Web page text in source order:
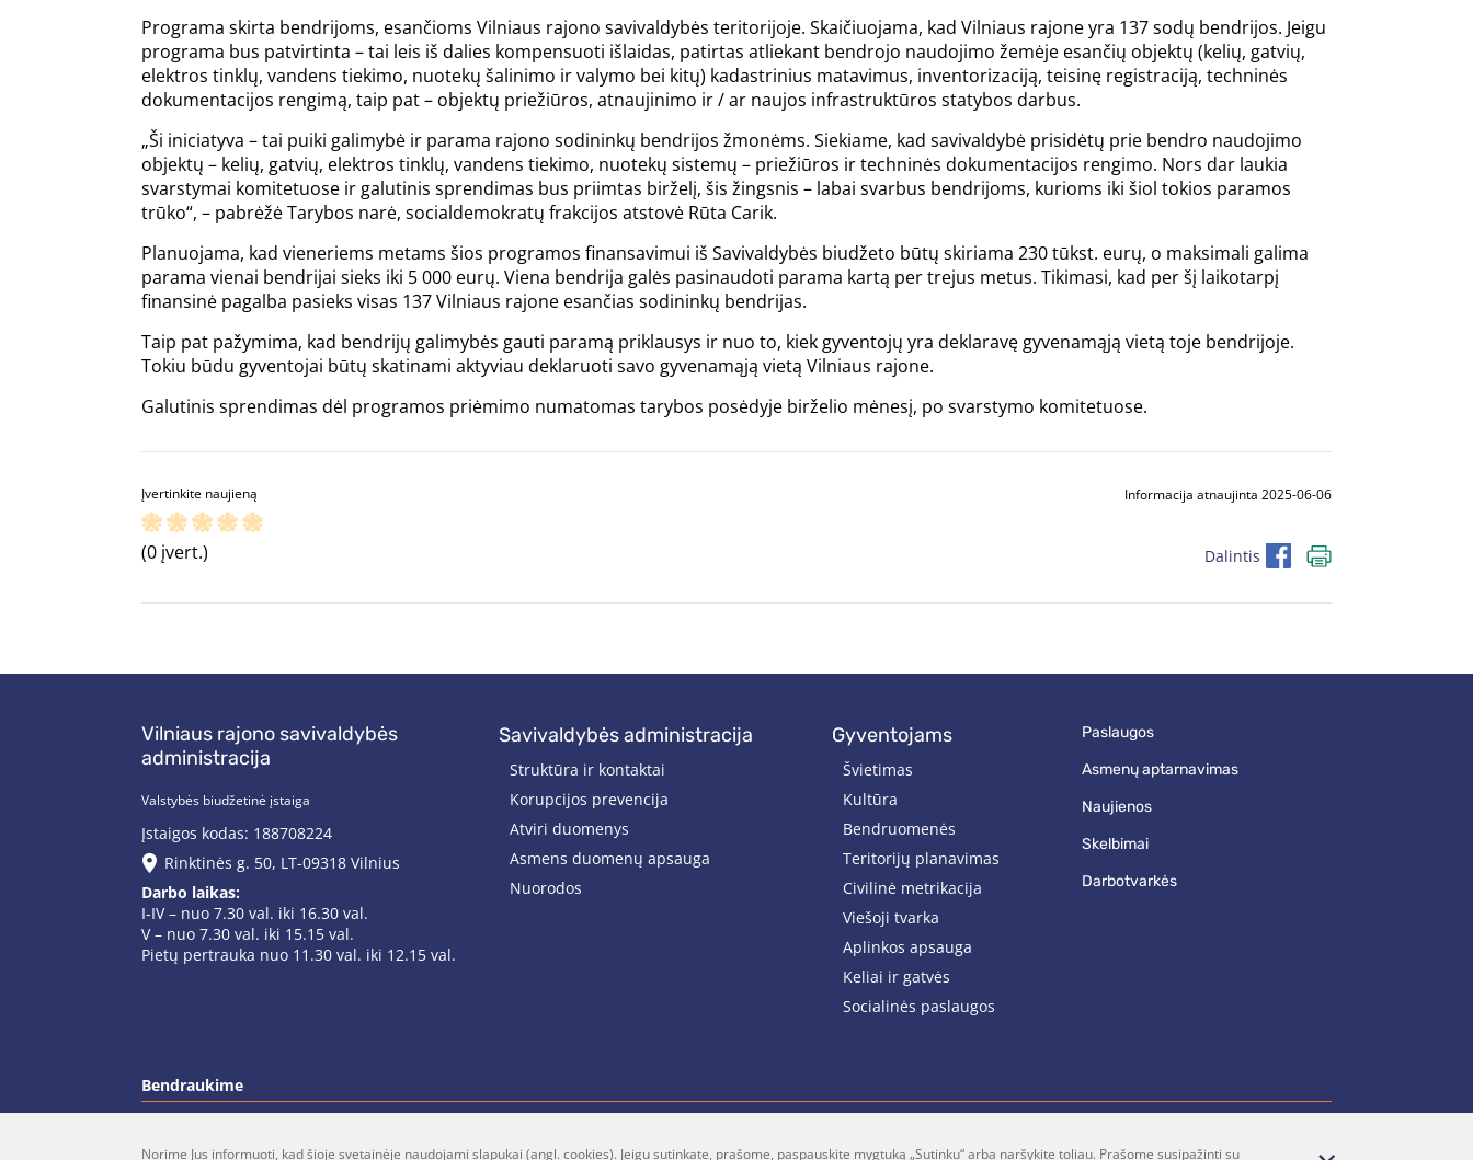
Programa skirta bendrijoms, esančioms Vilniaus rajono savivaldybės teritorijoje. Skaičiuojama, kad Vilniaus rajone yra 137 sodų bendrijos. Jeigu
programa bus patvirtinta – tai leis iš dalies kompensuoti išlaidas, patirtas atliekant bendrojo naudojimo žemėje esančių objektų (kelių, gatvių,
elektros tinklų, vandens tiekimo, nuotekų šalinimo ir valymo bei kitų) kadastrinius matavimus, inventorizaciją, teisinę registraciją, techninės
dokumentacijos rengimą, taip pat – objektų priežiūros, atnaujinimo ir / ar naujos infrastruktūros statybos darbus.
„Ši iniciatyva – tai puiki galimybė ir parama rajono sodininkų bendrijos žmonėms. Siekiame, kad savivaldybė prisidėtų prie bendro naudojimo
objektų – kelių, gatvių, elektros tinklų, vandens tiekimo, nuotekų sistemų – priežiūros ir techninės dokumentacijos rengimo. Nors dar laukia
svarstymai komitetuose ir galutinis sprendimas bus priimtas birželį, šis žingsnis – labai svarbus bendrijoms, kurioms iki šiol tokios paramos
trūko“, – pabrėžė Tarybos narė, socialdemokratų frakcijos atstovė Rūta Carik.
Planuojama, kad vieneriems metams šios programos finansavimui iš Savivaldybės biudžeto būtų skiriama 230 tūkst. eurų, o maksimali galima
parama vienai bendrijai sieks iki 5 000 eurų. Viena bendrija galės pasinaudoti parama kartą per trejus metus. Tikimasi, kad per šį laikotarpį
finansinė pagalba pasieks visas 137 Vilniaus rajone esančias sodininkų bendrijas.
Taip pat pažymima, kad bendrijų galimybės gauti paramą priklausys ir nuo to, kiek gyventojų yra deklaravę gyvenamąją vietą toje bendrijoje.
Tokiu būdu gyventojai būtų skatinami aktyviau deklaruoti savo gyvenamąją vietą Vilniaus rajone.
Galutinis sprendimas dėl programos priėmimo numatomas tarybos posėdyje birželio mėnesį, po svarstymo komitetuose.
Įvertinkite naujieną
(0 įvert.)
Informacija atnaujinta 2025-06-06
Dalintis
Vilniaus rajono savivaldybės
administracija
Valstybės biudžetinė įstaiga
Įstaigos kodas: 188708224
Rinktinės g. 50, LT-09318 Vilnius
Darbo laikas:
I-IV – nuo 7.30 val. iki 16.30 val.
V – nuo 7.30 val. iki 15.15 val.
Pietų pertrauka nuo 11.30 val. iki 12.15 val.
savivaldybės administracija
Struktūra ir kontaktai
Korupcijos prevencija
Atviri duomenys
Asmens duomenų apsauga
Nuorodos
gyventojams
Švietimas
Kultūra
Bendruomenės
Teritorijų planavimas
Civilinė metrikacija
Viešoji tvarka
Aplinkos apsauga
Keliai ir gatvės
Socialinės paslaugos
paslaugos
asmenų aptarnavimas
naujienos
skelbimai
darbotvarkės
Bendraukime
Norime Jus informuoti, kad šioje svetainėje naudojami slapukai (angl. cookies). Jeigu sutinkate, prašome, paspauskite mygtuką „Sutinku“ arba naršykite toliau. Prašome susipažinti su